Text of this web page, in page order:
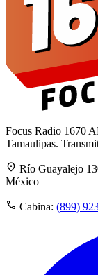
Focus Radio 1670
Tamaulipas.
Río Guayalejo
México
Cabina: (899)